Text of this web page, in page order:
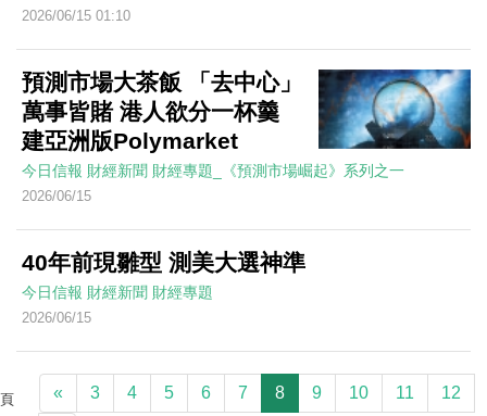
2026/06/15 01:10
預測市場大茶飯 「去中心」
萬事皆賭 港人欲分一杯羹
建亞洲版Polymarket
今日信報 財經新聞 財經專題_《預測市場崛起》系列之一
2026/06/15
40年前現雛型 測美大選神準
今日信報 財經新聞 財經專題
2026/06/15
頁
« 3 4 5 6 7 8 9 10 11 12